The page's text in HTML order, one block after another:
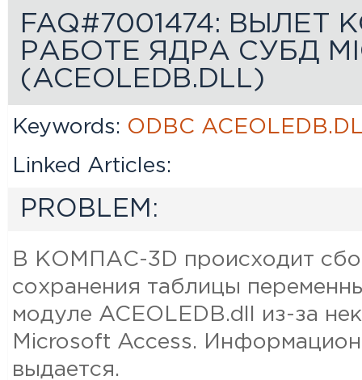
FAQ#7001474:
РАБОТЕ ЯДРА СУБД
(ACEOLEDB.DLL)
Keywords: ODBC
Linked Articles:
PROBLEM:
В КОМПАС-3D происходит
сохранения таблицы
модуле ACEOLEDB.dll из-за
Microsoft Access.
выдается.